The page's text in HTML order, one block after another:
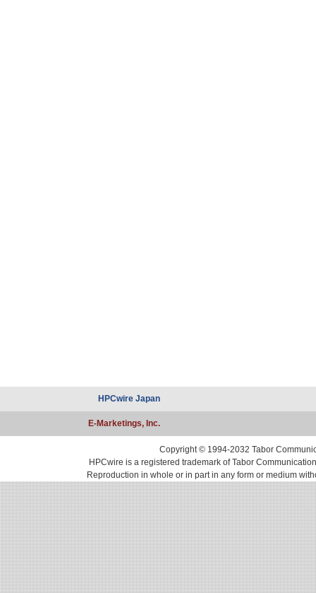
HPCwire Japan
E-Marketings, Inc.
Copyright © 1994-2032 Tabor
HPCwire is a registered trademark of Tabor
Reproduction in whole or in part in any form or medium